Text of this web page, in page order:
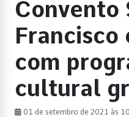
Convento
Francisco
com
cultural
01 de setembro de 2021 às